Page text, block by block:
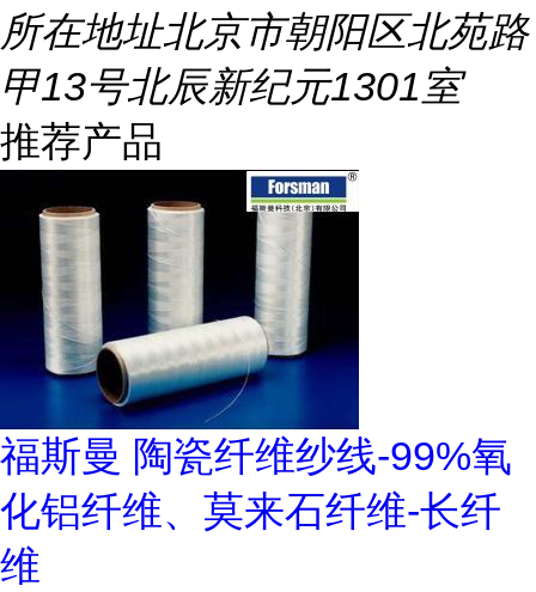
所在地址北京市朝阳区北苑路
甲13号北辰新纪元1301室
推荐产品
福斯曼 陶瓷纤维纱线-99%氧
化铝纤维、莫来石纤维-长纤
维